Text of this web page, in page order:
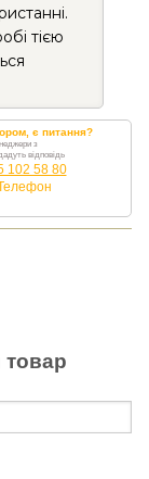
тією
є питання?
з
відповідь
102 58 80
товар